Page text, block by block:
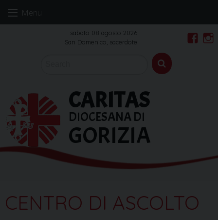
Menu
sabato 08 agosto 2026
San Domenico, sacerdote
CARITAS
DIOCESANA DI
GORIZIA
CENTRO DI ASCOLTO